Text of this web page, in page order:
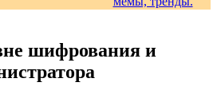
шифрования и